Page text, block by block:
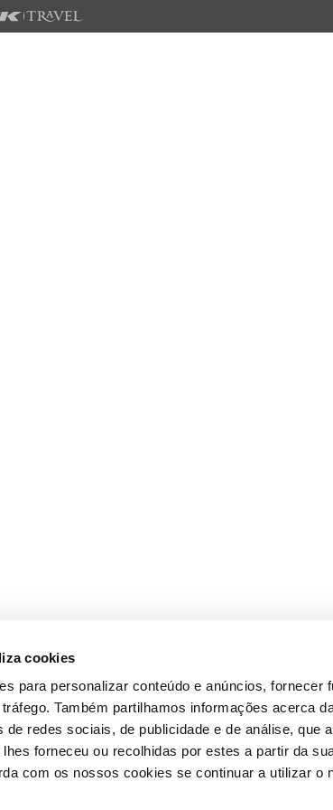
cookies
para personalizar conteúdo e anúncios, fornecer
Também partilhamos informações acerca
de redes sociais, de publicidade e de análise, que
forneceu ou recolhidas por estes a partir da
com os nossos cookies se continuar a utilizar o